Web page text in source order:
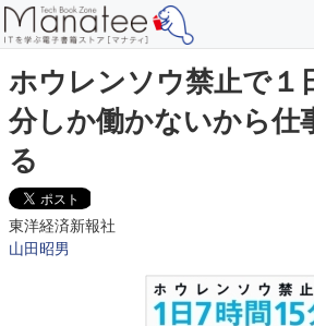
ホウレンソウ禁止で１
分しか働かないから仕
る
東洋経済新報社
山田昭男